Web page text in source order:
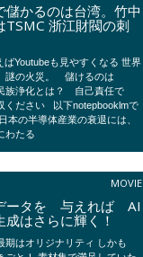
儲かるのは台湾。竹中
TSMC 浙江財閥の刺
ばYoutubeも見やすくなる 世界
の火災。 儲けるのは
族浄化とは？ 自己責任で
ください 以下notepbooklmで
本の半導体産業の衰退には、
わたる
MOVIE
ータを 与えれば AI
成はさらに輝く！
期はオリジナリティ しかも